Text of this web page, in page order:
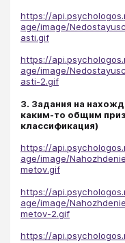
https://
age/image/
asti.gif
https://
age/image/
asti-2.gif
3. Задания на
каким-то общим
классификация)
https://
age/image/
metov.gif
https://
age/image/
metov-2.gif
https://